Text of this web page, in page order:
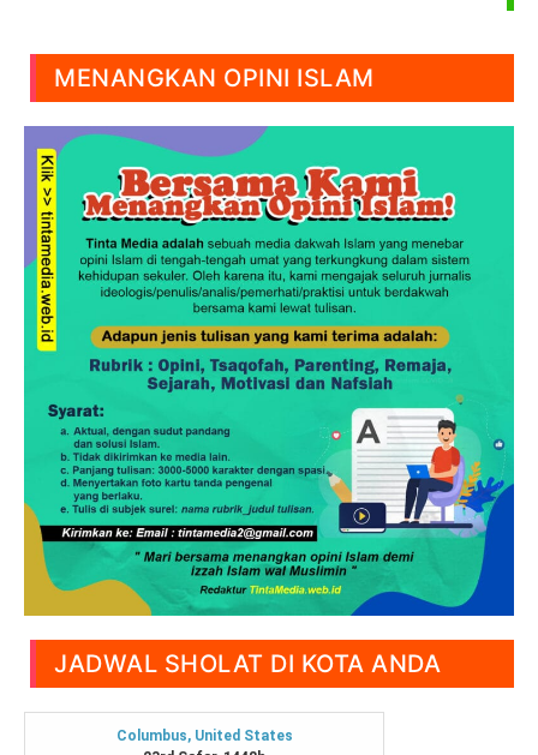
MENANGKAN OPINI ISLAM
JADWAL SHOLAT DI KOTA ANDA